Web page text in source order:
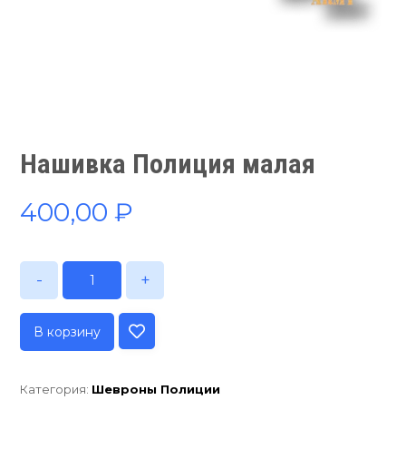
Нашивка Полиция малая
400,00₽
- +
В корзину
Категория: Шевроны Полиции